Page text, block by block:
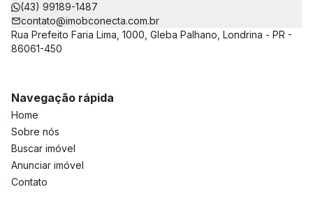
(43) 99189-1487
contato@imobconecta.com.br
Rua Prefeito Faria Lima, 1000, Gleba Palhano, Londrina - PR -
86061-450
Navegação rápida
Home
Sobre nós
Buscar imóvel
Anunciar imóvel
Contato